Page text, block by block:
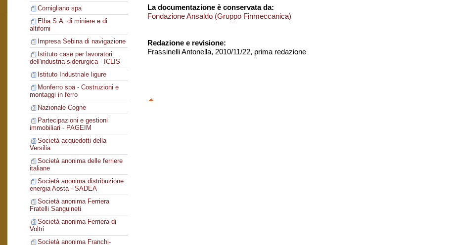
Cornigliano spa
Elba S.A. di miniere e di
altiforni
Impresa Sebina di navigazione
Istituto case per lavoratori
dell'industria siderurgica - ICLIS
Istituto Industriale ligure
Monferro spa - Costruzioni e
montaggi in ferro
Nazionale Cogne
Partecipazioni e gestioni
immobiliari - PAGEIM
Società acquedotti della
Versilia
Società anonima delle ferriere
italiane
Società anonima distribuzione
energia Aosta - SADEA
Società anonima Ferriera
Fratelli Sanguineti
Società anonima Ferriera di
Voltri
Società anonima Franchi-
La documentazione è conservata da:
Fondazione Ansaldo (Gruppo Finmeccanica)
Redazione e revisione:
Frassinelli Antonella, 2010/11/22, prima redazione